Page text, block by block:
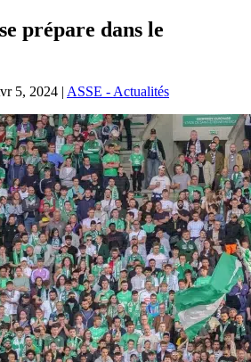
prépare dans le
5, 2024 | ASSE - Actualités